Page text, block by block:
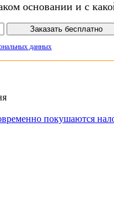
основании и с
Заказать бесплатно
данных
покушаются